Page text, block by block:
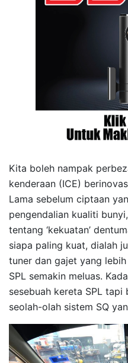
Kita boleh nampak
kenderaan (ICE)
Lama sebelum ciptaan
pengendalian kualiti
tentang ‘kekuatan’
siapa paling kuat, dialah
tuner dan gajet yang
SPL semakin meluas.
sesebuah kereta SPL
seolah-olah sistem SQ